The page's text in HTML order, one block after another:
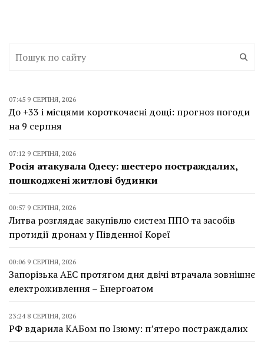
07:45 9 СЕРПНЯ, 2026
До +33 і місцями короткочасні дощі: прогноз погоди
на 9 серпня
07:12 9 СЕРПНЯ, 2026
Росія атакувала Одесу: шестеро постраждалих,
пошкоджені житлові будинки
00:57 9 СЕРПНЯ, 2026
Литва розглядає закупівлю систем ППО та засобів
протидії дронам у Південної Кореї
00:06 9 СЕРПНЯ, 2026
Запорізька АЕС протягом дня двічі втрачала зовнішнє
електроживлення – Енергоатом
23:24 8 СЕРПНЯ, 2026
РФ вдарила КАБом по Ізюму: п’ятеро постраждалих